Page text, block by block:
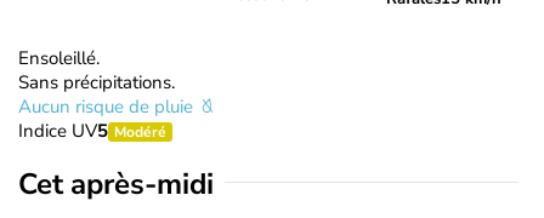
Ensoleillé.
Sans précipitations.
Aucun risque de pluie
Indice UV5 Modéré
Cet après-midi